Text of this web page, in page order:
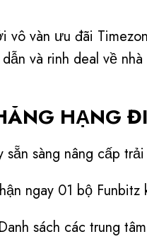
vàn ưu đãi
và rinh deal về nhà
HẠNG
sẵn sàng nâng cấp
ngay 01 bộ Funbitz
sách các trung